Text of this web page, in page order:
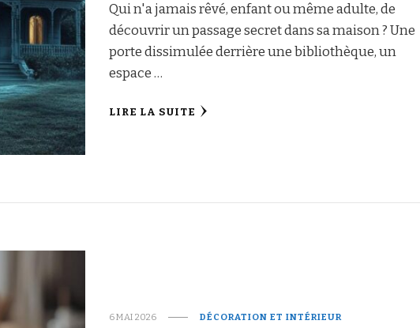
Qui n'a jamais rêvé, enfant ou même adulte, de
découvrir un passage secret dans sa maison ? Une
porte dissimulée derrière une bibliothèque, un
espace …
LIRE LA SUITE
6 MAI 2026 DÉCORATION ET INTÉRIEUR